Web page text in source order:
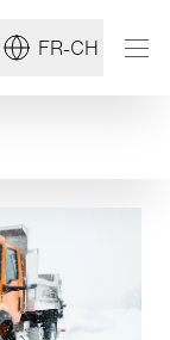
FR-CH